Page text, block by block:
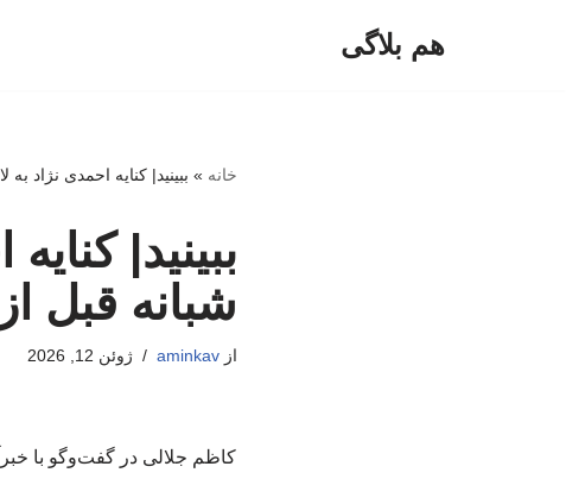
هم بلاگی
خانه » ببینید| کنایه احمدی نژاد
ببینید|
شبانه قبل
ازaminkav ژوئن 12, 2026
کاظم جلالی در گفت‌وگو با